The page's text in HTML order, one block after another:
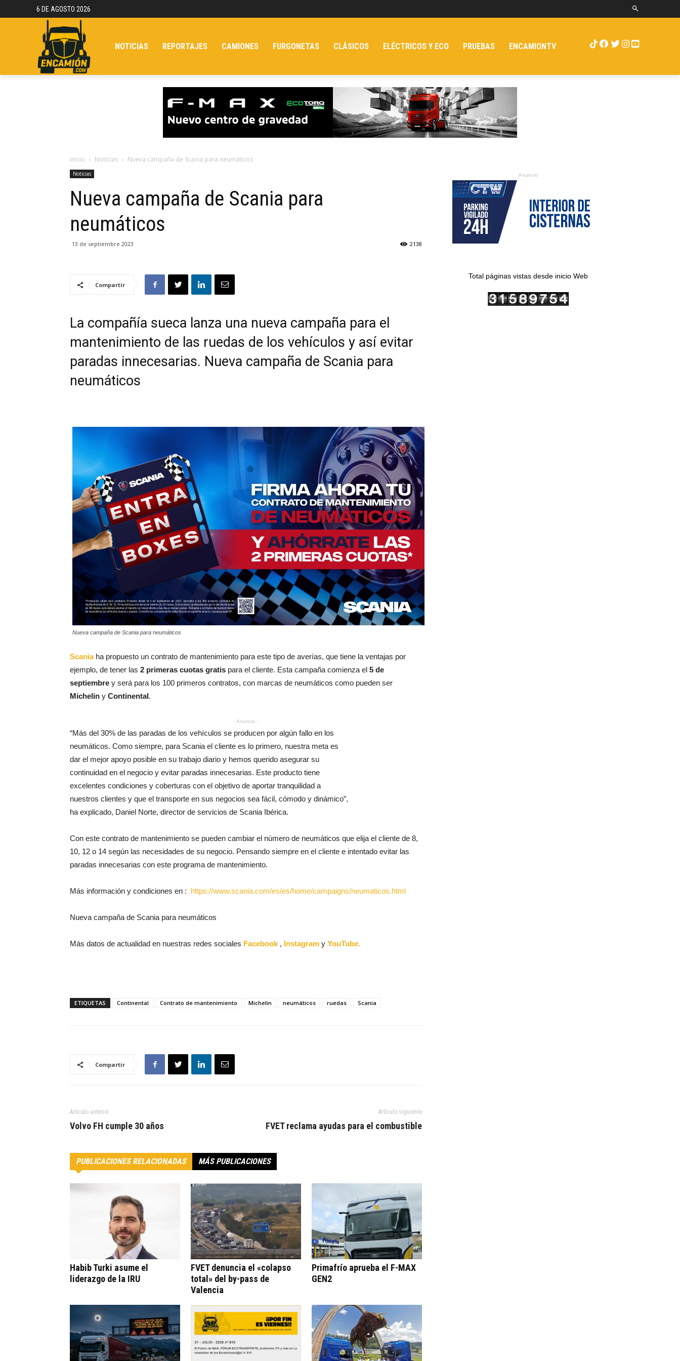
6 DE AGOSTO 2026
NOTICIAS REPORTAJES CAMIONES FURGONETAS CLÁSICOS ELÉCTRICOS Y ECO PRUEBAS ENCAMIONTV
Inicio Noticias Nueva campaña de Scania para neumáticos
Noticias
Nueva campaña de Scania para
neumáticos
13 de septiembre 2023 2138
Compartir
La compañía sueca lanza una nueva campaña para el
mantenimiento de las ruedas de los vehículos y así evitar
paradas innecesarias. Nueva campaña de Scania para
neumáticos
Nueva campaña de Scania para neumáticos
Scaniaha propuesto un contrato de mantenimiento para este tipo de averías, que tiene la ventajas por
ejemplo, de tener las 2 primeras cuotas gratis para el cliente. Esta campaña comienza el 5 de
septiembre y será para los 100 primeros contratos, con marcas de neumáticos como pueden ser
Michelin y Continental.
- Anuncio -
“Más del 30% de las paradas de los vehículos se producen por algún fallo en los
neumáticos. Como siempre, para Scania el cliente es lo primero, nuestra meta es
dar el mejor apoyo posible en su trabajo diario y hemos querido asegurar su
continuidad en el negocio y evitar paradas innecesarias. Este producto tiene
excelentes condiciones y coberturas con el objetivo de aportar tranquilidad a
nuestros clientes y que el transporte en sus negocios sea fácil, cómodo y dinámico”,
ha explicado, Daniel Norte, director de servicios de Scania Ibérica.
Con este contrato de mantenimiento se pueden cambiar el número de neumáticos que elija el cliente de 8,
10, 12 o 14 según las necesidades de su negocio. Pensando siempre en el cliente e intentado evitar las
paradas innecesarias con este programa de mantenimiento.
Más información y condiciones en : https://www.scania.com/es/es/home/campaigns/neumaticos.html
Nueva campaña de Scania para neumáticos
Más datos de actualidad en nuestras redes sociales Facebook , Instagram y YouTube.
ETIQUETAS Continental Contrato de mantenimiento Michelin neumáticos ruedas Scania
Compartir
Artículo anterior
Volvo FH cumple 30 años
Artículo siguiente
FVET reclama ayudas para el combustible
PUBLICACIONES RELACIONADAS MÁS PUBLICACIONES
Habib Turki asume el
liderazgo de la IRU
FVET denuncia el «colapso
total» del by-pass de
Valencia
Primafrío aprueba el F-MAX
GEN2
Anuncio
Total páginas vistas desde inicio Web